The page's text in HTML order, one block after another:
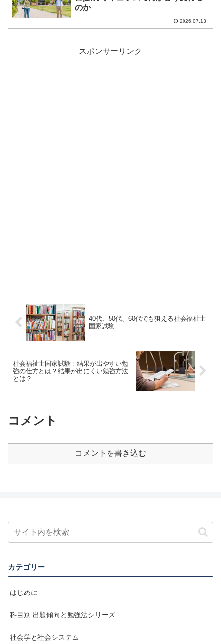
のか
2026.07.13
スポンサーリンク
40代、50代、60代でも狙える社会福祉士
国家試験
社会福祉士国家試験：結果が出やすい勉
強の仕方とは？結果が出にくい勉強方法
とは？
コメント
コメントを書き込む
カテゴリー
はじめに
科目別 出題傾向と勉強法シリーズ
社会学と社会システム